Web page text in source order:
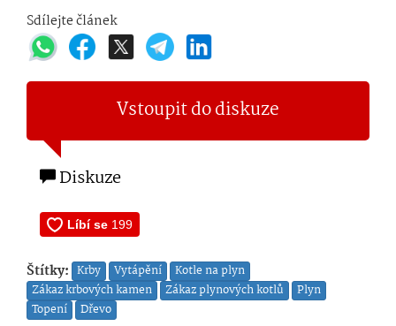
Sdílejte článek
Vstoupit do diskuze
Diskuze
Štítky: Krby Vytápění
Kotle na plyn
Zákaz krbových kamen
Zákaz plynových kotlů
Plyn
Topení
Dřevo